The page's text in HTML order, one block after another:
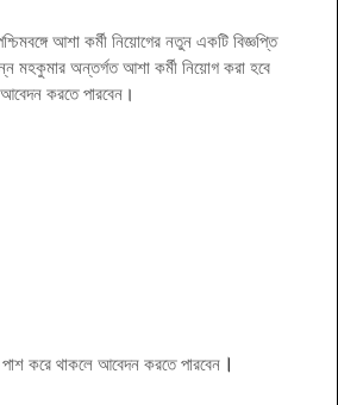
আশা কর্মী নিয়োগের নতুন একটি বিজ্ঞপ্তি
মহকুমার অন্তর্গত আশা কর্মী নিয়োগ করা হবে
আবেদন করতে পারবেন ।
করে থাকলে আবেদন করতে পারবেন ।